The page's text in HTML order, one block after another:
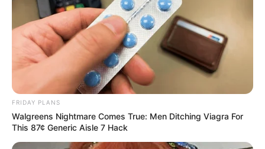
FRIDAY PLANS
Walgreens Nightmare Comes True: Men Ditching Viagra For
This 87¢ Generic Aisle 7 Hack